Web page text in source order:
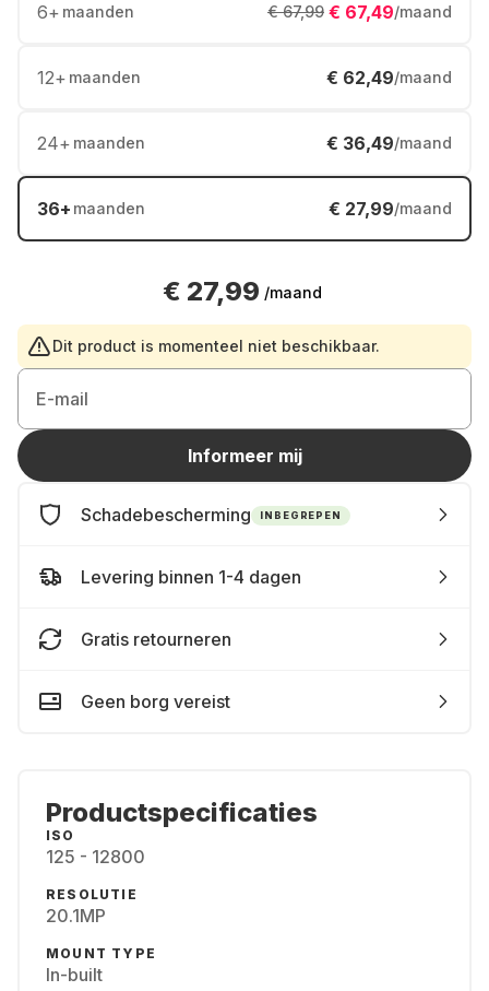
6+ maanden € 67,49/maand
€ 67,99
12+ maanden € 62,49/maand
24+ maanden € 36,49/maand
36+ maanden € 27,99/maand
€ 27,99 /maand
Dit product is momenteel niet beschikbaar.
E-mail
Informeer mij
Schadebescherming INBEGREPEN
Levering binnen 1-4 dagen
Gratis retourneren
Geen borg vereist
Productspecificaties
ISO
125 - 12800
RESOLUTIE
20.1MP
MOUNT TYPE
In-built